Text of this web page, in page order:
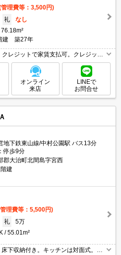
管理費等：3,500円)
礼
なし
76.18m²
建 築27年
レジットで家賃支払可。クレジット
あり。
オンライン
来店
LINEで
お問合せ
地下鉄東山線/中村公園駅 バス13分
停歩9分
郡大治町北間島字宮西
建
理費等：5,500円)
礼
5万
55.01m²
下収納付き。キッチンは対面式。清